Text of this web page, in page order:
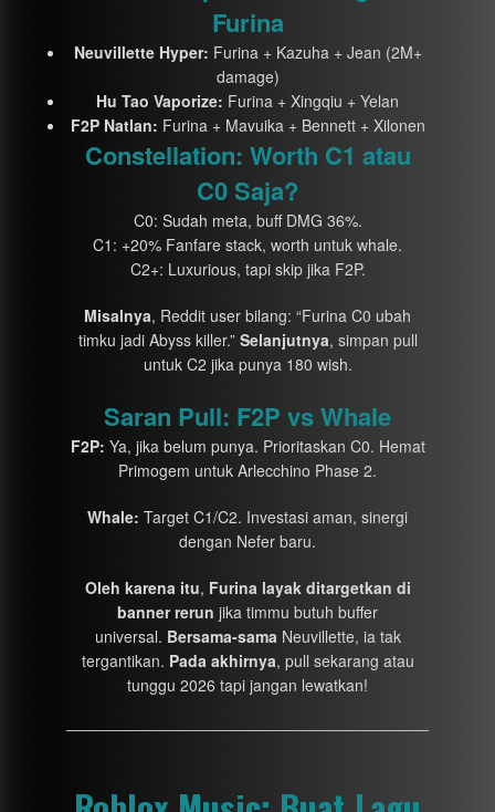
Furina
Neuvillette Hyper: Furina + Kazuha + Jean (2M+
damage)
Hu Tao Vaporize: Furina + Xingqiu + Yelan
F2P Natlan: Furina + Mavuika + Bennett + Xilonen
Constellation: Worth C1 atau
C0 Saja?
C0: Sudah meta, buff DMG 36%.
C1: +20% Fanfare stack, worth untuk whale.
C2+: Luxurious, tapi skip jika F2P.
Misalnya, Reddit user bilang: “Furina C0 ubah
timku jadi Abyss killer.” Selanjutnya, simpan pull
untuk C2 jika punya 180 wish.
Saran Pull: F2P vs Whale
F2P: Ya, jika belum punya. Prioritaskan C0. Hemat
Primogem untuk Arlecchino Phase 2.
Whale: Target C1/C2. Investasi aman, sinergi
dengan Nefer baru.
Oleh karena itu, Furina layak ditargetkan di
banner rerun jika timmu butuh buffer
universal. Bersama-samaNeuvillette, ia tak
tergantikan. Pada akhirnya, pull sekarang atau
tunggu 2026 tapi jangan lewatkan!